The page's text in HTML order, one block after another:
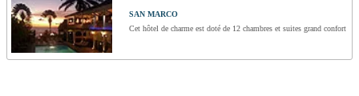
SAN MARCO
Cet hôtel de charme est doté de 12 chambres et suites grand confort